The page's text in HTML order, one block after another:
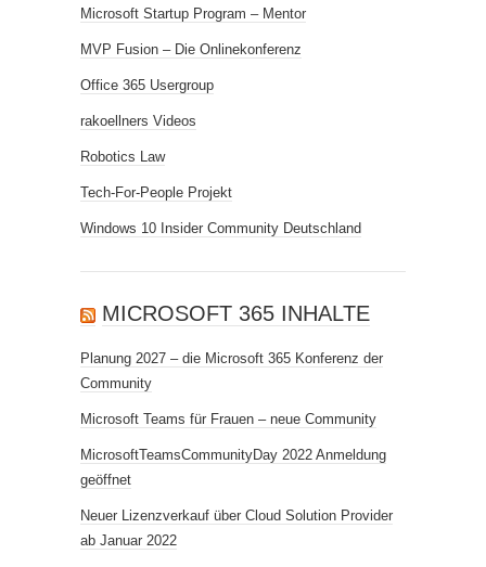
Microsoft Startup Program – Mentor
MVP Fusion – Die Onlinekonferenz
Office 365 Usergroup
rakoellners Videos
Robotics Law
Tech-For-People Projekt
Windows 10 Insider Community Deutschland
MICROSOFT 365 INHALTE
Planung 2027 – die Microsoft 365 Konferenz der
Community
Microsoft Teams für Frauen – neue Community
MicrosoftTeamsCommunityDay 2022 Anmeldung
geöffnet
Neuer Lizenzverkauf über Cloud Solution Provider
ab Januar 2022